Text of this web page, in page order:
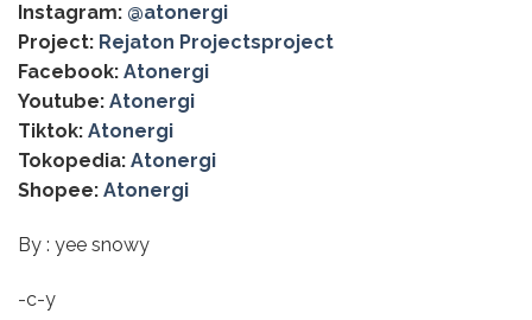
Instagram: @‌atonergi
Project: Rejaton Projectsproject
Facebook: Atonergi
Youtube: Atonergi
Tiktok: Atonergi
Tokopedia: Atonergi
Shopee: Atonergi
By : yee snowy
-c-y